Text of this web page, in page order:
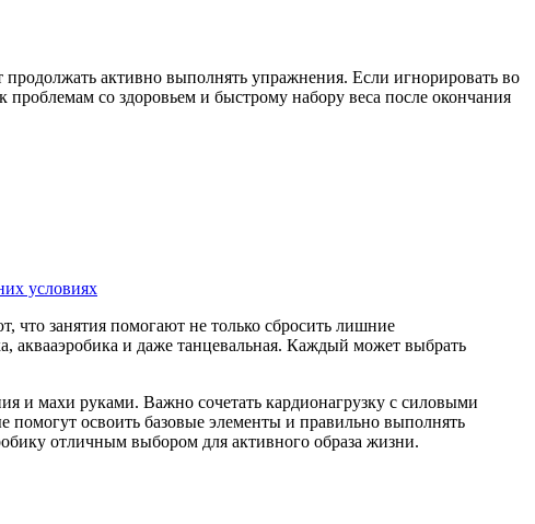
продолжать активно выполнять упражнения. Если игнорировать во
проблемам со здоровьем и быстрому набору веса после окончания
условиях
что занятия помогают не только сбросить лишние
аквааэробика и даже танцевальная. Каждый может выбрать
и махи руками. Важно сочетать кардионагрузку с силовыми
освоить базовые элементы и правильно выполнять
отличным выбором для активного образа жизни.